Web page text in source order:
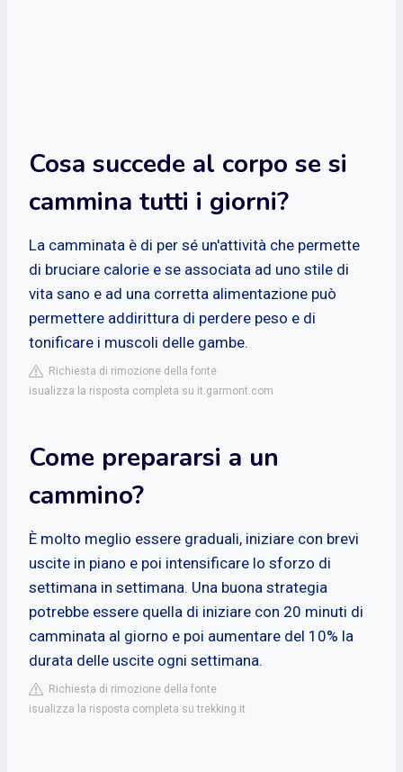
Cosa succede al corpo se si
cammina tutti i giorni?
La camminata è di per sé un'attività che permette
di bruciare calorie e se associata ad uno stile di
vita sano e ad una corretta alimentazione può
permettere addirittura di perdere peso e di
tonificare i muscoli delle gambe.
Richiesta di rimozione della fonte
isualizza la risposta completa su it.garmont.com
Come prepararsi a un
cammino?
È molto meglio essere graduali, iniziare con brevi
uscite in piano e poi intensificare lo sforzo di
settimana in settimana. Una buona strategia
potrebbe essere quella di iniziare con 20 minuti di
camminata al giorno e poi aumentare del 10% la
durata delle uscite ogni settimana.
Richiesta di rimozione della fonte
isualizza la risposta completa su trekking.it